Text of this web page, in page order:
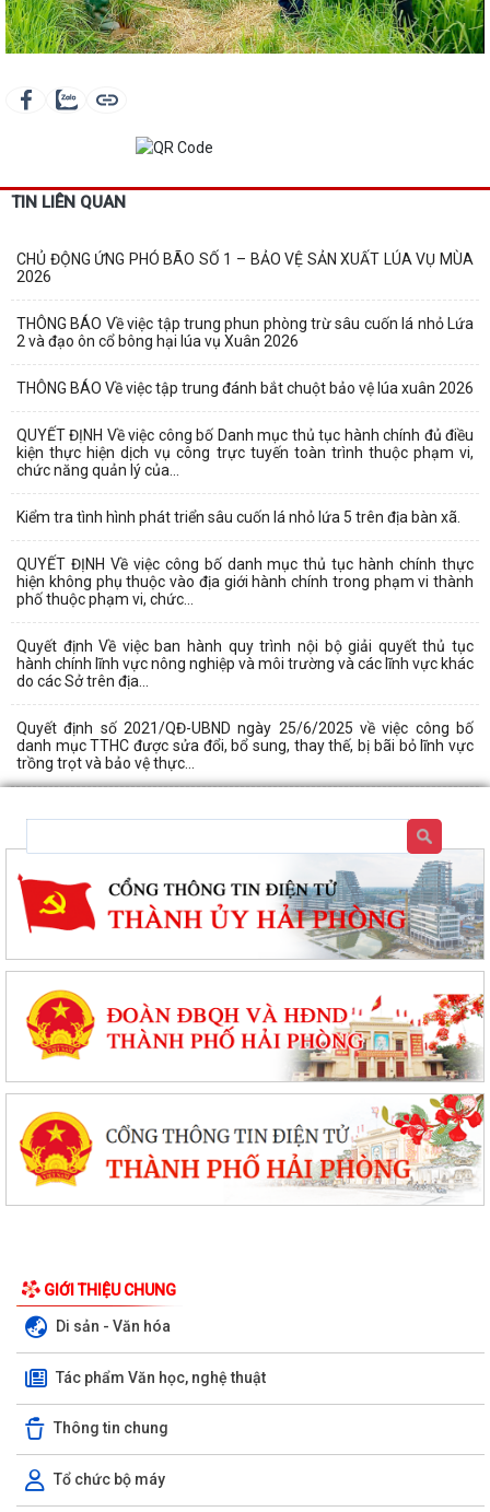
TIN LIÊN QUAN
CHỦ ĐỘNG ỨNG PHÓ BÃO SỐ 1 – BẢO VỆ SẢN XUẤT LÚA VỤ MÙA
2026
THÔNG BÁO Về việc tập trung phun phòng trừ sâu cuốn lá nhỏ Lứa
2 và đạo ôn cổ bông hại lúa vụ Xuân 2026
THÔNG BÁO Về việc tập trung đánh bắt chuột bảo vệ lúa xuân 2026
QUYẾT ĐỊNH Về việc công bố Danh mục thủ tục hành chính đủ điều
kiện thực hiện dịch vụ công trực tuyến toàn trình thuộc phạm vi,
chức năng quản lý của...
Kiểm tra tình hình phát triển sâu cuốn lá nhỏ lứa 5 trên địa bàn xã.
QUYẾT ĐỊNH Về việc công bố danh mục thủ tục hành chính thực
hiện không phụ thuộc vào địa giới hành chính trong phạm vi thành
phố thuộc phạm vi, chức...
Quyết định Về việc ban hành quy trình nội bộ giải quyết thủ tục
hành chính lĩnh vực nông nghiệp và môi trường và các lĩnh vực khác
do các Sở trên địa...
Quyết định số 2021/QĐ-UBND ngày 25/6/2025 về việc công bố
danh mục TTHC được sửa đổi, bổ sung, thay thế, bị bãi bỏ lĩnh vực
trồng trọt và bảo vệ thực...
GIỚI THIỆU CHUNG
Di sản - Văn hóa
Tác phẩm Văn học, nghệ thuật
Thông tin chung
Tổ chức bộ máy